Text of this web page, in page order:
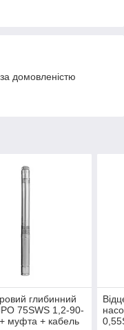
домовленістю
глибинний
75SWS 1,2-90-
муфта + кабель